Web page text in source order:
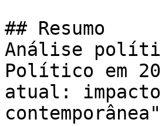
## Resumo
Análise
Político em
atual: